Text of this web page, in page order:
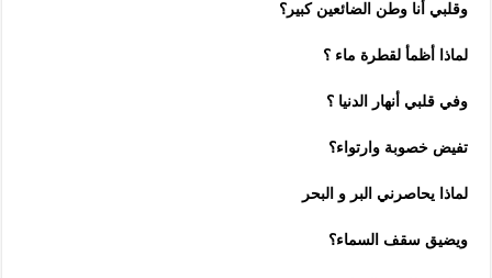
وقلبي أنا وطن الضائعين كبير؟
لماذا أظمأ لقطرة ماء ؟
وفي قلبي أنهار الدنيا ؟
تفيض خصوبة وارتواء؟
لماذا يحاصرني البر و البحر
ويضيق سقف السماء؟